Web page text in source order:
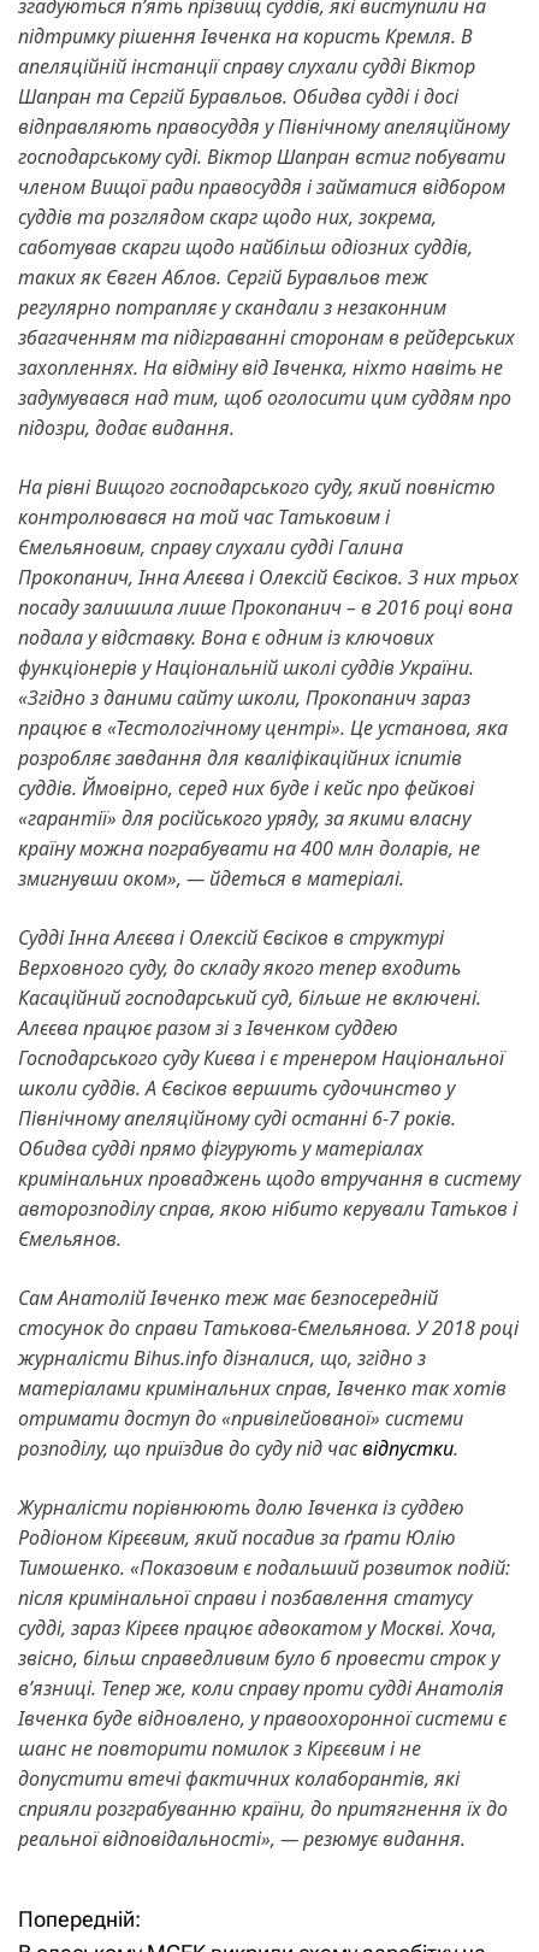
згадуються пʼять прізвищ суддів, які виступили на
підтримку рішення Івченка на користь Кремля. В
апеляційній інстанції справу слухали судді Віктор
Шапран та Сергій Буравльов. Обидва судді і досі
відправляють правосуддя у Північному апеляційному
господарському суді. Віктор Шапран встиг побувати
членом Вищої ради правосуддя і займатися відбором
суддів та розглядом скарг щодо них, зокрема,
саботував скарги щодо найбільш одіозних суддів,
таких як Євген Аблов. Сергій Буравльов теж
регулярно потрапляє у скандали з незаконним
збагаченням та підіграванні сторонам в рейдерських
захопленнях. На відміну від Івченка, ніхто навіть не
задумувався над тим, щоб оголосити цим суддям про
підозри, додає видання.
На рівні Вищого господарського суду, який повністю
контролювався на той час Татьковим і
Ємельяновим, справу слухали судді Галина
Прокопанич, Інна Алєєва і Олексій Євсіков. З них трьох
посаду залишила лише Прокопанич – в 2016 році вона
подала у відставку. Вона є одним із ключових
функціонерів у Національній школі суддів України.
«Згідно з даними сайту школи, Прокопанич зараз
працює в «Тестологічному центрі». Це установа, яка
розробляє завдання для кваліфікаційних іспитів
суддів. Ймовірно, серед них буде і кейс про фейкові
«гарантії» для російського уряду, за якими власну
країну можна пограбувати на 400 млн доларів, не
змигнувши оком», — йдеться в матеріалі.
Судді Інна Алєєва і Олексій Євсіков в структурі
Верховного суду, до складу якого тепер входить
Касаційний господарський суд, більше не включені.
Алєєва працює разом зі з Івченком суддею
Господарського суду Києва і є тренером Національної
школи суддів. А Євсіков вершить судочинство у
Північному апеляційному суді останні 6-7 років.
Обидва судді прямо фігурують у матеріалах
кримінальних проваджень щодо втручання в систему
авторозподілу справ, якою нібито керували Татьков і
Ємельянов.
Сам Анатолій Івченко теж має безпосередній
стосунок до справи Татькова-Ємельянова. У 2018 році
журналісти Bihus.info дізналися, що, згідно з
матеріалами кримінальних справ, Івченко так хотів
отримати доступ до «привілейованої» системи
розподілу, що приїздив до суду під часвідпустки.
Журналісти порівнюють долю Івченка із суддею
Родіоном Кірєєвим, який посадив за ґрати Юлію
Тимошенко. «Показовим є подальший розвиток подій:
після кримінальної справи і позбавлення статусу
судді, зараз Кірєєв працює адвокатом у Москві. Хоча,
звісно, більш справедливим було б провести строк у
вʼязниці. Тепер же, коли справу проти судді Анатолія
Івченка буде відновлено, у правоохоронної системи є
шанс не повторити помилок з Кірєєвим і не
допустити втечі фактичних колаборантів, які
сприяли розграбуванню країни, до притягнення їх до
реальної відповідальності», — резюмує видання.
Н
Н
Попередній: